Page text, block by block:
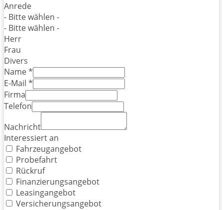
Anrede
- Bitte wählen -
- Bitte wählen -
Herr
Frau
Divers
Name *
E-Mail *
Firma
Telefon
Nachricht
Interessiert an
Fahrzeugangebot
Probefahrt
Rückruf
Finanzierungsangebot
Leasingangebot
Versicherungsangebot